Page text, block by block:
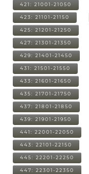
421: 21001-21050
423: 21101-21150
425: 21201-21250
427: 21301-21350
429: 21401-21450
431: 21501-21550
433: 21601-21650
435: 21701-21750
437: 21801-21850
439: 21901-21950
441: 22001-22050
443: 22101-22150
445: 22201-22250
447: 22301-22350